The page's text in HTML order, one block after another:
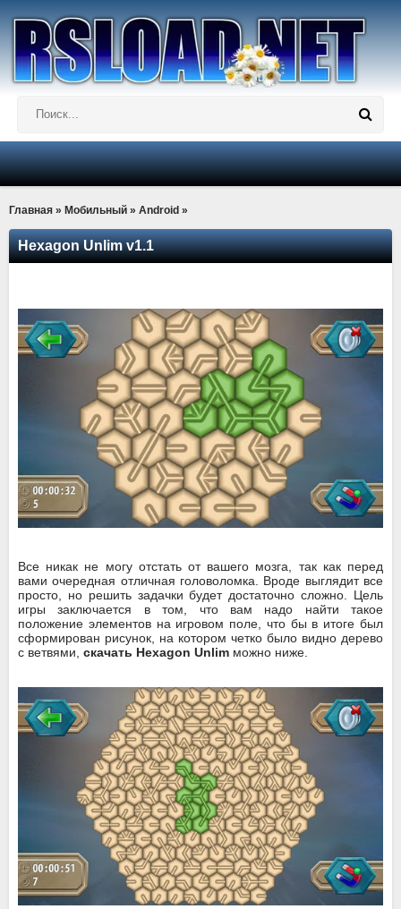
Главная » Мобильный » Android »
Hexagon Unlim v1.1
Все никак не могу отстать от вашего мозга, так как перед
вами очередная отличная головоломка. Вроде выглядит все
просто, но решить задачки будет достаточно сложно. Цель
игры заключается в том, что вам надо найти такое
положение элементов на игровом поле, что бы в итоге был
сформирован рисунок, на котором четко было видно дерево
с ветвями, скачать Hexagon Unlim можно ниже.